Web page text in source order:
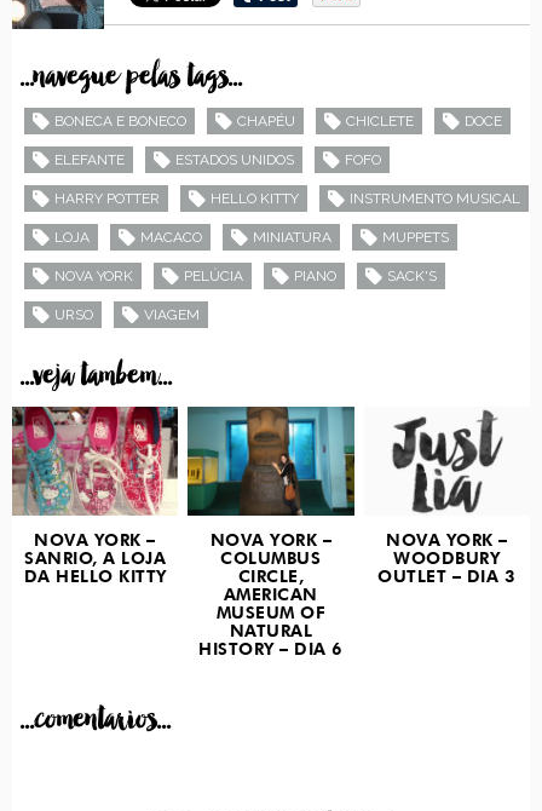
...navegue pelas tags...
BONECA E BONECO CHAPÉU CHICLETE DOCE
ELEFANTE ESTADOS UNIDOS FOFO
HARRY POTTER HELLO KITTY INSTRUMENTO MUSICAL
LOJA MACACO MINIATURA MUPPETS
NOVA YORK PELÚCIA PIANO SACK'S
URSO VIAGEM
...veja tambem...
NOVA YORK –
SANRIO, A LOJA
DA HELLO KITTY
NOVA YORK –
COLUMBUS
CIRCLE,
AMERICAN
MUSEUM OF
NATURAL
HISTORY – DIA 6
NOVA YORK –
WOODBURY
OUTLET – DIA 3
...comentarios...